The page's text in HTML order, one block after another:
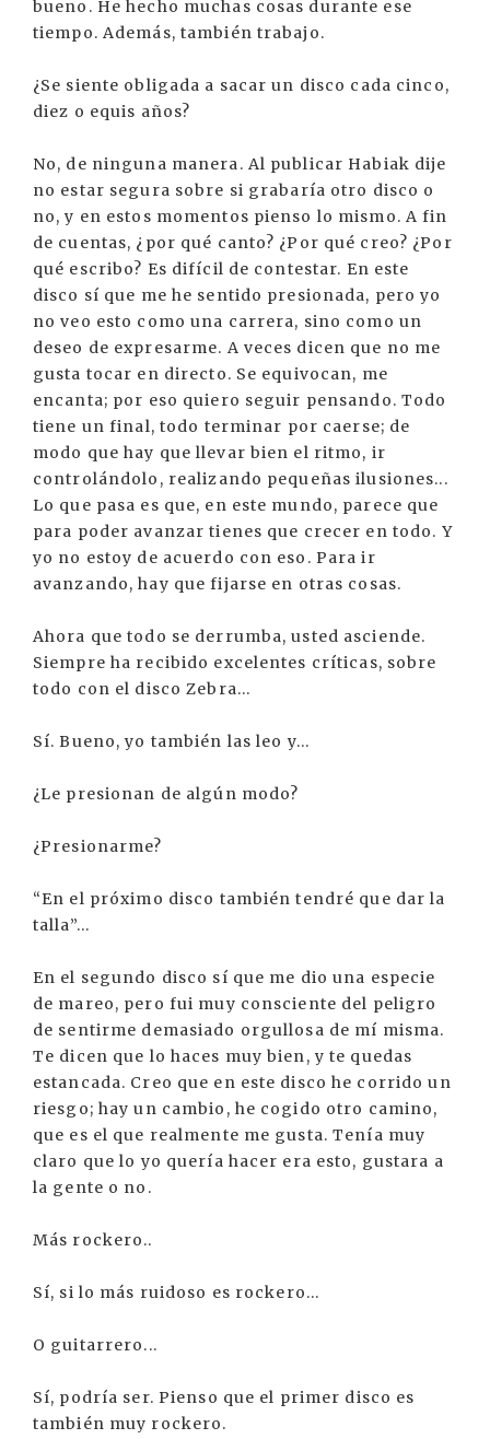
bueno. He hecho muchas cosas durante ese
tiempo. Además, también trabajo.
¿Se siente obligada a sacar un disco cada cinco,
diez o equis años?
No, de ninguna manera. Al publicar Habiak dije
no estar segura sobre si grabaría otro disco o
no, y en estos momentos pienso lo mismo. A fin
de cuentas, ¿por qué canto? ¿Por qué creo? ¿Por
qué escribo? Es difícil de contestar. En este
disco sí que me he sentido presionada, pero yo
no veo esto como una carrera, sino como un
deseo de expresarme. A veces dicen que no me
gusta tocar en directo. Se equivocan, me
encanta; por eso quiero seguir pensando. Todo
tiene un final, todo terminar por caerse; de
modo que hay que llevar bien el ritmo, ir
controlándolo, realizando pequeñas ilusiones...
Lo que pasa es que, en este mundo, parece que
para poder avanzar tienes que crecer en todo. Y
yo no estoy de acuerdo con eso. Para ir
avanzando, hay que fijarse en otras cosas.
Ahora que todo se derrumba, usted asciende.
Siempre ha recibido excelentes críticas, sobre
todo con el disco Zebra...
Sí. Bueno, yo también las leo y...
¿Le presionan de algún modo?
¿Presionarme?
“En el próximo disco también tendré que dar la
talla”...
En el segundo disco sí que me dio una especie
de mareo, pero fui muy consciente del peligro
de sentirme demasiado orgullosa de mí misma.
Te dicen que lo haces muy bien, y te quedas
estancada. Creo que en este disco he corrido un
riesgo; hay un cambio, he cogido otro camino,
que es el que realmente me gusta. Tenía muy
claro que lo yo quería hacer era esto, gustara a
la gente o no.
Más rockero..
Sí, si lo más ruidoso es rockero...
O guitarrero...
Sí, podría ser. Pienso que el primer disco es
también muy rockero.